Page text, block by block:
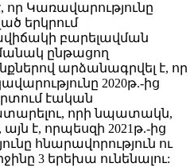
Կառավարությունը
երկրում
բարելավման
ընթացող
արձանագրվել է, որ
2020թ.-ից
էական
որի նպատակն,
է, որպեսզի 2021թ.-ից
հնարավորություն ու
3 երեխա ունենալու: